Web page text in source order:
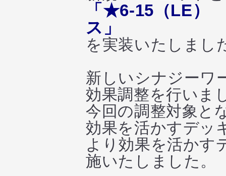
「★6-15（LE）
ス」
を実装いたしまし
新しいシナジーワ
効果調整を行いま
今回の調整対象と
効果を活かすデッ
より効果を活かす
施いたしました。